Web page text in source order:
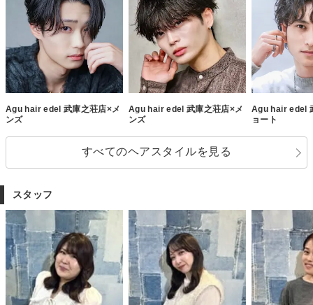
Agu hair edel 武庫之荘店×メ
ンズ
Agu hair edel 武庫之荘店×メ
ンズ
Agu hair edel
ョート
すべてのヘアスタイルを見る
スタッフ